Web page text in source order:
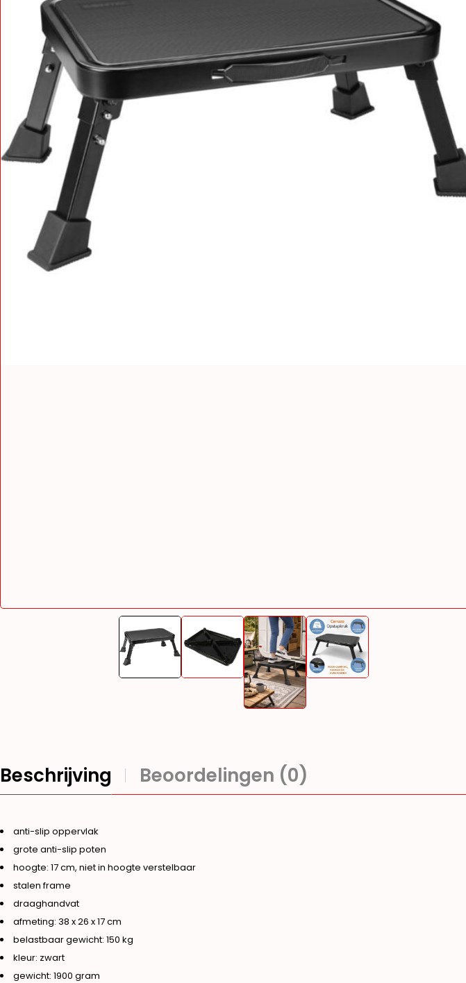
Beschrijving Beoordelingen (0)
anti-slip oppervlak
grote anti-slip poten
hoogte: 17 cm, niet in hoogte verstelbaar
stalen frame
draaghandvat
afmeting: 38 x 26 x 17 cm
belastbaar gewicht: 150 kg
kleur: zwart
gewicht: 1900 gram